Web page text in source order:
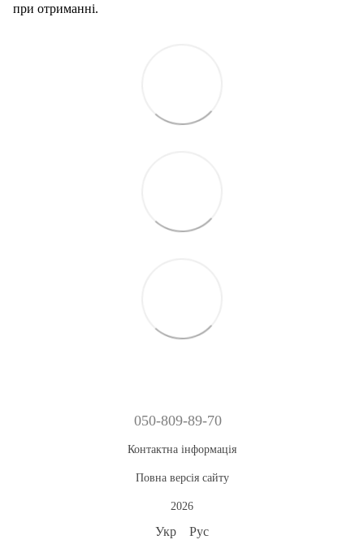
при отриманні.
050-809-89-70
Контактна інформація
Повна версія сайту
2026
Укр Рус